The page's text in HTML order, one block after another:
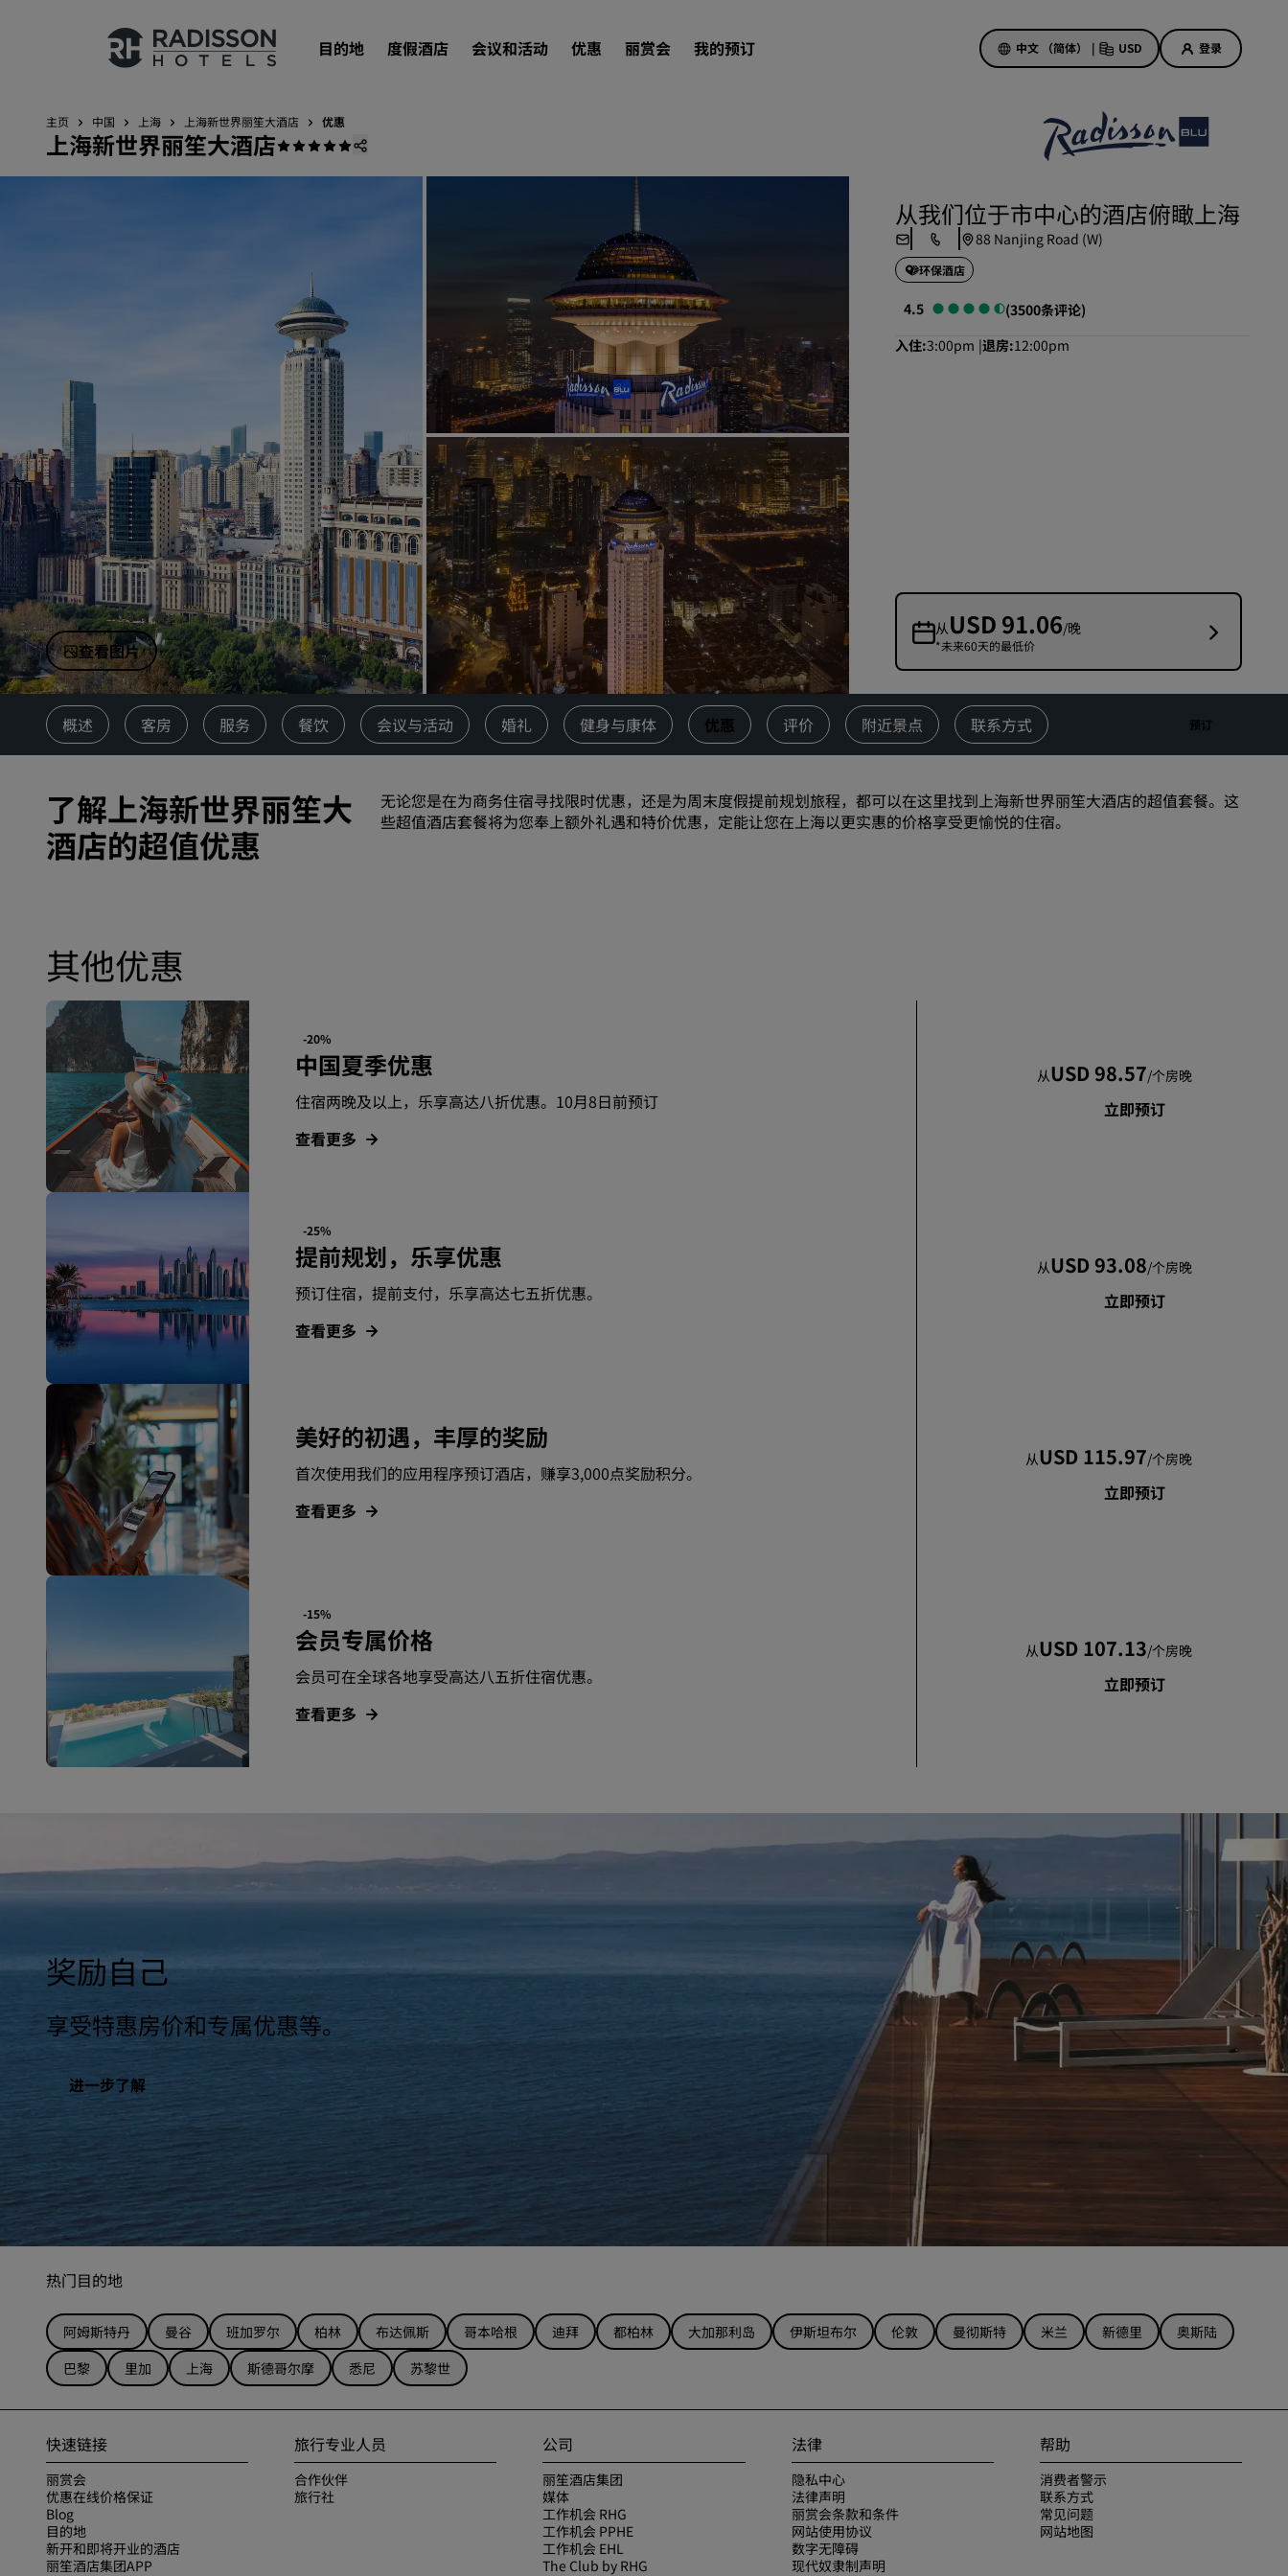
目的地 度假酒店 会议和活动 优惠 丽赏会 我的预订 中文 （简体） | USD 登录
我们的品牌
中国附属品牌
服务式公寓
机场酒店
新开业和即将开业的酒店
会议和活动
探索丽笙会议
预订会议空间
请求报价
活动目的地
行业方案
搜索航班
搜索航班
餐饮
搜索餐厅
数字服务
丽笙酒店集团应用程序
酒店优惠
美好的初遇，丰厚的奖励
当日特惠
查看套餐
旅行灵感
访问我们的博客
丽赏会
了解丽赏会
礼遇
如何使用积分
预订人员和策划人员
主页 中国 上海 上海新世界丽笙大酒店 优惠
上海新世界丽笙大酒店
查看图片
从我们位于市中心的酒店俯瞰上海
88 Nanjing Road (W)
环保酒店
4.5
(3500条评论)
入住 3:00pm 退房 12:00pm
从USD 91.06/晚
*未来60天的最低价
概述 客房 服务 餐饮 会议与活动 婚礼 健身与康体 优惠 评价 附近景点 联系方式 预订
了解上海新世界丽笙大
酒店的超值优惠
无论您是在为商务住宿寻找限时优惠，还是为周末度假提前规划旅程，都可以在这里找到上海新世界丽笙大酒店的超值套餐。这
些超值酒店套餐将为您奉上额外礼遇和特价优惠，定能让您在上海以更实惠的价格享受更愉悦的住宿。
其他优惠
-20%
中国夏季优惠
住宿两晚及以上，乐享高达八折优惠。10月8日前预订
查看更多
从USD 98.57/个房晚
立即预订
-25%
提前规划，乐享优惠
预订住宿，提前支付，乐享高达七五折优惠。
查看更多
从USD 93.08/个房晚
立即预订
美好的初遇，丰厚的奖励
首次使用我们的应用程序预订酒店，赚享3,000点奖励积分。
查看更多
从USD 115.97/个房晚
立即预订
-15%
会员专属价格
会员可在全球各地享受高达八五折住宿优惠。
查看更多
从USD 107.13/个房晚
立即预订
奖励自己
享受特惠房价和专属优惠等。
进一步了解
热门目的地
阿姆斯特丹 曼谷 班加罗尔 柏林 布达佩斯 哥本哈根 迪拜 都柏林 大加那利岛 伊斯坦布尔 伦敦 曼彻斯特 米兰 新德里
奥斯陆
巴黎
里加 上海 斯德哥尔摩 悉尼 苏黎世
快速链接
丽赏会
优惠在线价格保证
Blog
目的地
新开和即将开业的酒店
丽笙酒店集团APP
旅行专业人员
合作伙伴
旅行社
公司
丽笙酒店集团
媒体
工作机会 RHG
工作机会 PPHE
工作机会 EHL
The Club by RHG
法律
隐私中心
法律声明
丽赏会条款和条件
网站使用协议
数字无障碍
现代奴隶制声明
帮助
消费者警示
联系方式
常见问题
网站地图